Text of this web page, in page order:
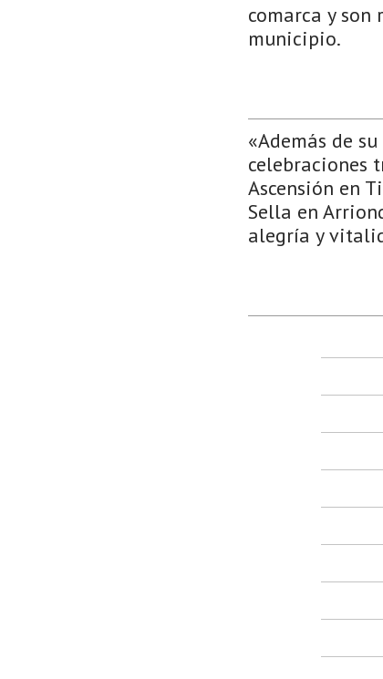
comarca y son
municipio.
«Además de
celebraciones
Ascensión en
Sella en
alegría y